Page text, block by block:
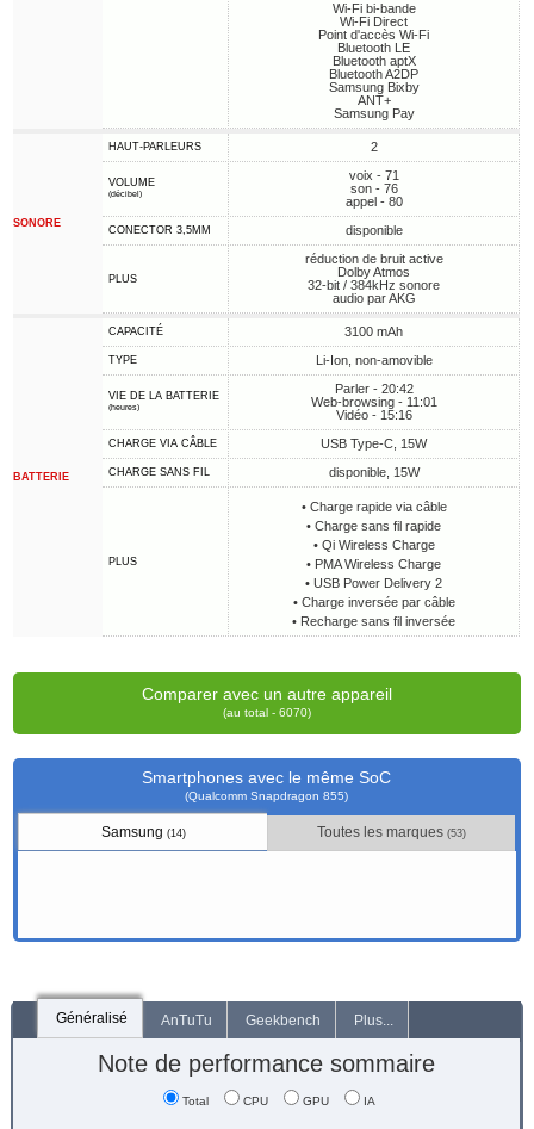
Wi-Fi bi-bande
Wi-Fi Direct
Point d'accès Wi-Fi
Bluetooth LE
Bluetooth aptX
Bluetooth A2DP
Samsung Bixby
ANT+
Samsung Pay
SONORE
HAUT-PARLEURS 2
VOLUME
(décibel)
voix - 71
son - 76
appel - 80
CONECTOR 3,5MM disponible
PLUS
réduction de bruit active
Dolby Atmos
32-bit / 384kHz sonore
audio par AKG
BATTERIE
CAPACITÉ 3100 mAh
TYPE Li-Ion, non-amovible
VIE DE LA BATTERIE
(heures)
Parler - 20:42
Web-browsing - 11:01
Vidéo - 15:16
CHARGE VIA CÂBLE USB Type-C, 15W
CHARGE SANS FIL disponible, 15W
PLUS
• Charge rapide via câble
• Charge sans fil rapide
• Qi Wireless Charge
• PMA Wireless Charge
• USB Power Delivery 2
• Charge inversée par câble
• Recharge sans fil inversée
Comparer avec un autre appareil
(au total - 6070)
Smartphones avec le même SoC
(Qualcomm Snapdragon 855)
Samsung (14) Toutes les marques(53)
Généralisé AnTuTu Geekbench Plus...
Note de performance sommaire
Total CPU GPU IA